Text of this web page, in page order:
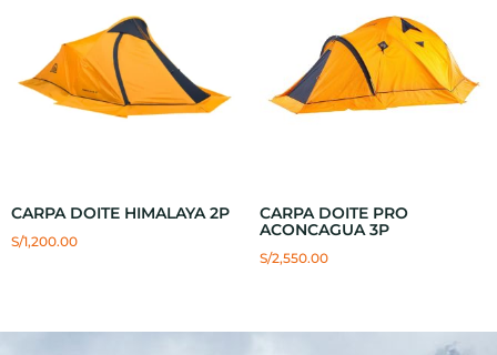
CARPA DOITE HIMALAYA 2P
S/1,200.00
CARPA DOITE PRO
ACONCAGUA 3P
S/2,550.00